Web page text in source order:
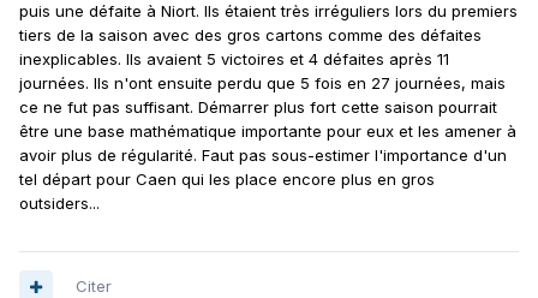
puis une défaite à Niort. Ils étaient très irréguliers lors du premiers
tiers de la saison avec des gros cartons comme des défaites
inexplicables. Ils avaient 5 victoires et 4 défaites après 11
journées. Ils n'ont ensuite perdu que 5 fois en 27 journées, mais
ce ne fut pas suffisant. Démarrer plus fort cette saison pourrait
être une base mathématique importante pour eux et les amener à
avoir plus de régularité. Faut pas sous-estimer l'importance d'un
tel départ pour Caen qui les place encore plus en gros
outsiders...
Citer